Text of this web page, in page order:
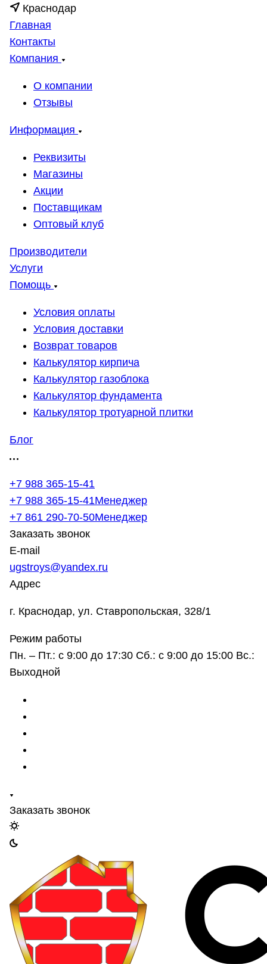
Краснодар
Главная
Контакты
Компания
О компании
Отзывы
Информация
Реквизиты
Магазины
Акции
Поставщикам
Оптовый клуб
Производители
Услуги
Помощь
Условия оплаты
Условия доставки
Возврат товаров
Калькулятор кирпича
Калькулятор газоблока
Калькулятор фундамента
Калькулятор тротуарной плитки
Блог
+7 988 365-15-41
+7 988 365-15-41Менеджер
+7 861 290-70-50Менеджер
Заказать звонок
E-mail
ugstroys@yandex.ru
Адрес
г. Краснодар, ул. Ставропольская, 328/1
Режим работы
Пн. – Пт.: с 9:00 до 17:30 Сб.: с 9:00 до 15:00 Вс.:
Выходной
Заказать звонок